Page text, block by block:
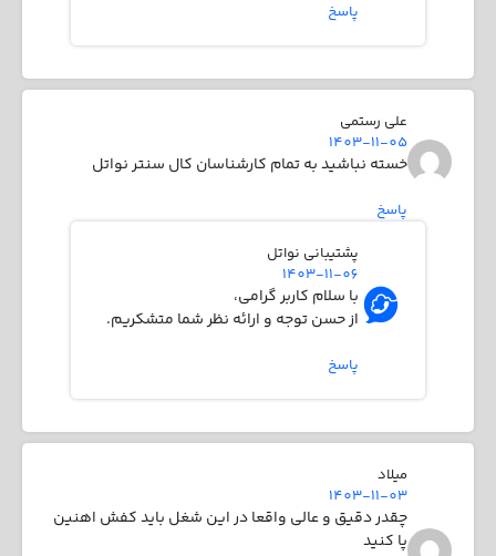
پاسخ
علی رستمی
1403-11-05
خسته نباشید به تمام کارشناسان کال سنتر نواتل
پاسخ
پشتیبانی نواتل
1403-11-06
با سلام کاربر گرامی،
از حسن توجه و ارائه نظر شما متشکریم.
پاسخ
میلاد
1403-11-03
چقدر دقیق و عالی واقعا در این شغل باید کفش اهنین
پا کنید